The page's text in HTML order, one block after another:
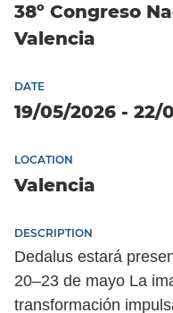
38º Congreso
Valencia
DATE
19/05/2026 - 22/
LOCATION
Valencia
DESCRIPTION
Dedalus estará
20–23 de mayo La
transformación